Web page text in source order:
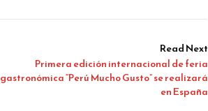
Read Next
Primera edición internacional de feria
gastronómica “Perú Mucho Gusto” se realizará
en España